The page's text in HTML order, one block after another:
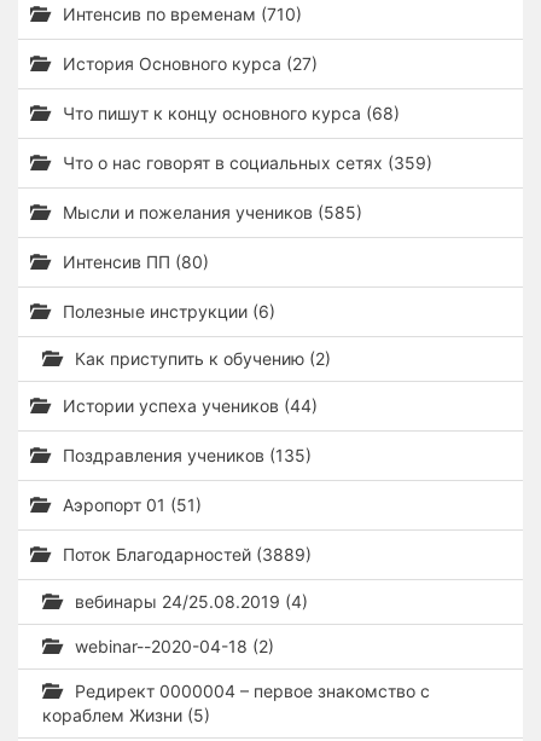
Интенсив по временам (710)
История Основного курса (27)
Что пишут к концу основного курса (68)
Что о нас говорят в социальных сетях (359)
Мысли и пожелания учеников (585)
Интенсив ПП (80)
Полезные инструкции (6)
Как приступить к обучению (2)
Истории успеха учеников (44)
Поздравления учеников (135)
Аэропорт 01 (51)
Поток Благодарностей (3889)
вебинары 24/25.08.2019 (4)
webinar--2020-04-18 (2)
Редирект 0000004 – первое знакомство с
кораблем Жизни (5)